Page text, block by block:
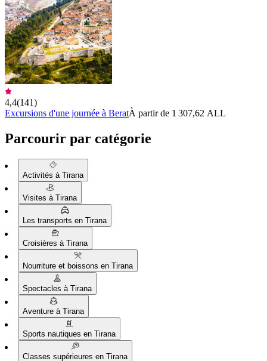
4,4(141)
Excursions d'une journée à BeratÀ partir de 1 307,62 ALL
Parcourir par catégorie
Activités à Tirana
Visites à Tirana
Les transports en Tirana
Croisières à Tirana
Nourriture et boissons en Tirana
Spectacles à Tirana
Aventure à Tirana
Sports nautiques en Tirana
Classes supérieures en Tirana